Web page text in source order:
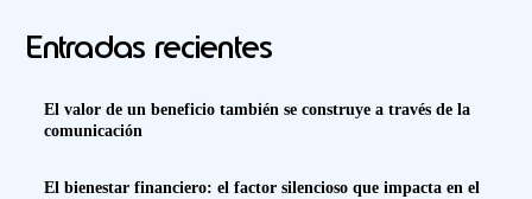
Entradas recientes
El valor de un beneficio también se construye a través de la
comunicación
El bienestar financiero: el factor silencioso que impacta en el